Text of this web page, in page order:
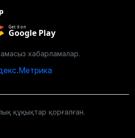
Get it on
Google Play
хабарламалар.
құқықтар қорғалған.